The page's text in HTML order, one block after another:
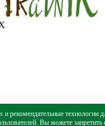
рекомендательные технологии
Вы можете запретить